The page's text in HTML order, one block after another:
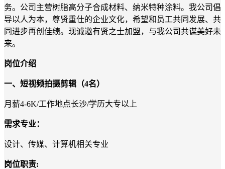
务。 公司 主营树脂高分子合成材料、纳米特种涂料。 我公司倡
导以人为本，尊贤重仕的企业文化，希望和员工共同发展、共
同进步再创佳绩。现诚邀有贤之士加盟，与我公司共谋美好未
来。
岗位介绍
一、短视频拍摄剪辑（4名）
月薪4-6K/工作地点长沙/学历大专以上
需求专业：
设计、传媒、计算机相关专业
岗位职责: